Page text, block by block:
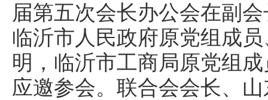
届第五次会长办公会在副
临沂市人民政府原党组成
明，临沂市工商局原党组
应邀参会。联合会会长、